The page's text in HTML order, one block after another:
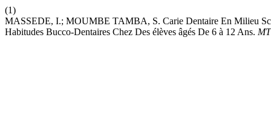
(1)
MASSEDE, I.; MOUMBE TAMBA, S. Carie Dentaire En Milieu
Habitudes Bucco-Dentaires Chez Des élèves âgés De 6 à 12 Ans.